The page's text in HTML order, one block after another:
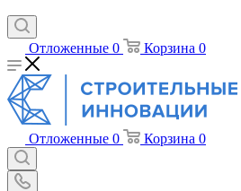
Отложенные 0 Корзина 0
Отложенные 0 Корзина 0